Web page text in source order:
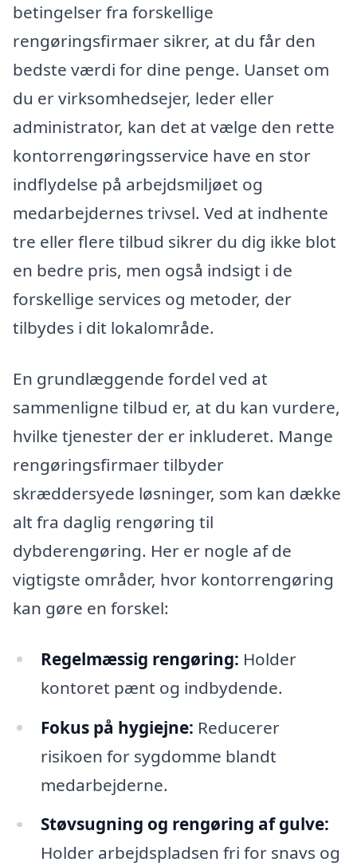
betingelser fra forskellige
rengøringsfirmaer sikrer, at du får den
bedste værdi for dine penge. Uanset om
du er virksomhedsejer, leder eller
administrator, kan det at vælge den rette
kontorrengøringsservice have en stor
indflydelse på arbejdsmiljøet og
medarbejdernes trivsel. Ved at indhente
tre eller flere tilbud sikrer du dig ikke blot
en bedre pris, men også indsigt i de
forskellige services og metoder, der
tilbydes i dit lokalområde.
En grundlæggende fordel ved at
sammenligne tilbud er, at du kan vurdere,
hvilke tjenester der er inkluderet. Mange
rengøringsfirmaer tilbyder
skræddersyede løsninger, som kan dække
alt fra daglig rengøring til
dybderengøring. Her er nogle af de
vigtigste områder, hvor kontorrengøring
kan gøre en forskel:
Regelmæssig rengøring: Holder
kontoret pænt og indbydende.
Fokus på hygiejne: Reducerer
risikoen for sygdomme blandt
medarbejderne.
Støvsugning og rengøring af gulve:
Holder arbejdspladsen fri for snavs og